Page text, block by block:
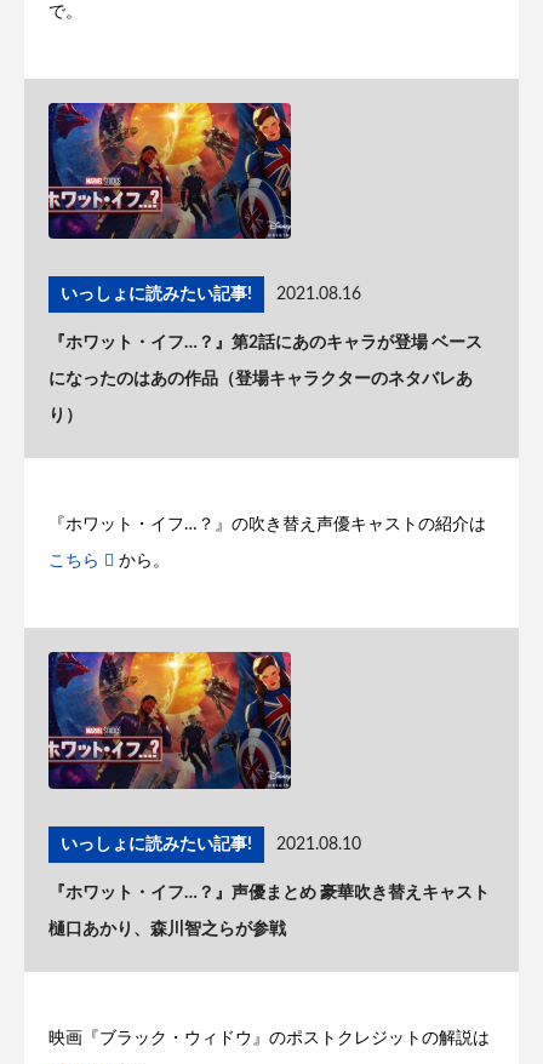
で。
いっしょに読みたい記事! 2021.08.16
『ホワット・イフ…？』第2話にあのキャラが登場 ベース
になったのはあの作品（登場キャラクターのネタバレあ
り）
『ホワット・イフ…？』の吹き替え声優キャストの紹介は
こちら から。
いっしょに読みたい記事! 2021.08.10
『ホワット・イフ…？』声優まとめ 豪華吹き替えキャスト
樋口あかり、森川智之らが参戦
映画『ブラック・ウィドウ』のポストクレジットの解説は